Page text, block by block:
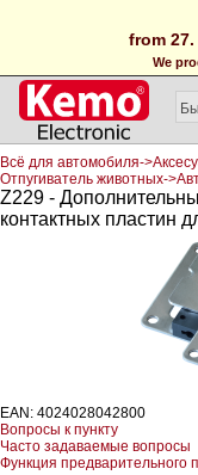
from
We
Всё для автомобиля-
Отпугиватель животных-
Z229 -
контактных пластин
EAN: 4024028042800
Вопросы к пункту
Часто задаваемые вопросы
Функция предварительного